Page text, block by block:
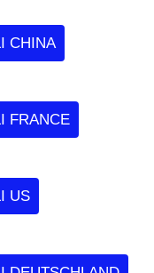
CHINA
FRANCE
US